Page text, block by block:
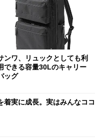
ンワ、リュックとしても利
できる容量30Lのキャリー
ッグ
着実に成長。実はみんなココ